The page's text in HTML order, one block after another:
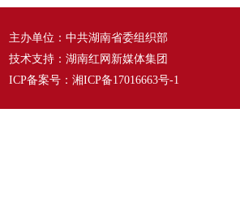
主办单位：中共湖南省委组织部
技术支持：湖南红网新媒体集团
ICP备案号： 湘ICP备17016663号-1